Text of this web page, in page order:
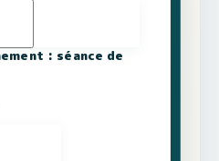
: séance de